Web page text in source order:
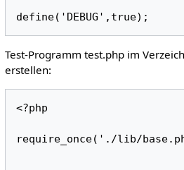
Test-Programm test.php im
erstellen:
<?php
require_once('./lib/